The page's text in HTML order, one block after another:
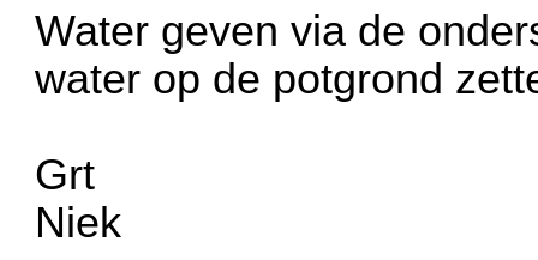
Water geven via de
water op de potgrond
Grt
Niek